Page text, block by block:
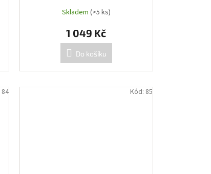
Skladem (>5 ks)
1 049 Kč
Do košíku
84 Kód: 85